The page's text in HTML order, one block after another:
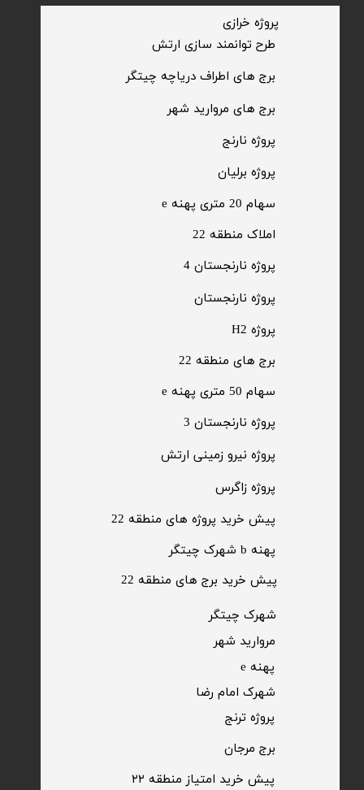
​طرح توانمند سازی ارتش
پیش خرید برج های منطقه 22
سهام 20 متری پهنه e​​​​​​​
​سهام 50 متری پهنه e
پهنه b شهرک چیتگر
​املاک منطقه 22
برج های منطقه 22
پیش خرید پروژه های منطقه 22
​پروژه خرازی
پروژه برلیان
پروژه H2
​پروژه زاگرس
​پروژه ترنج
​پروژه نارنج
​پروژه نارنجستان
​پروژه نیرو زمینی ارتش
​برج های اطراف دریاچه چیتگر
​برج های مروارید شهر
پروژه نارنجستان 4
​پروژه نارنجستان 3
​شهرک چیتگر
مروارید شهر​​​​​​​
شهرک امام رضا
پهنه e
برج مرجان
پیش خرید امتیاز منطقه ۲۲​​​​​​​